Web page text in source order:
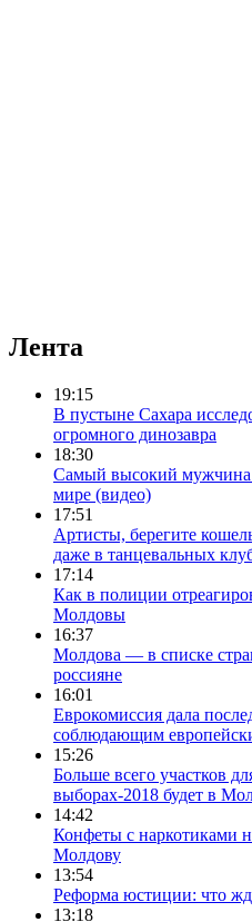
Лента
19:15
В пустыне Сахара
огромного динозавра
18:30
Самый высокий мужчина
мире (видео)
17:51
Артисты, берегите
даже в танцевальных
17:14
Как в полиции
Молдовы
16:37
Молдова — в списке
россияне
16:01
Еврокомиссия дала
соблюдающим
15:26
Больше всего участков
выборах-2018 будет в
14:42
Конфеты с наркотиками
Молдову
13:54
Реформа юстиции: что
13:18